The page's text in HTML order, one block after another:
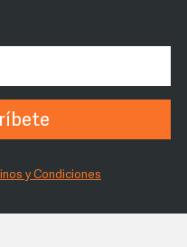
y Condiciones